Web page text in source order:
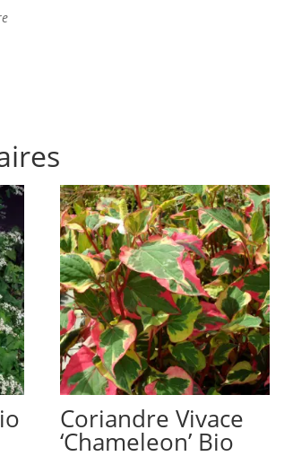
Coriandre Vivace
‘Chameleon’ Bio